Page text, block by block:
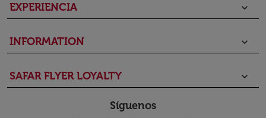
EXPERIENCIA keyboard_arrow_down
INFORMATION keyboard_arrow_down
SAFAR FLYER LOYALTY keyboard_arrow_down
Síguenos